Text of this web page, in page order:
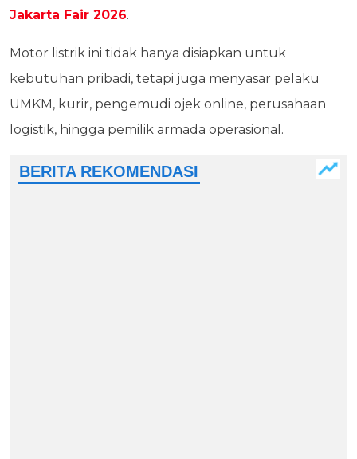
Jakarta Fair 2026.
Motor listrik ini tidak hanya disiapkan untuk
kebutuhan pribadi, tetapi juga menyasar pelaku
UMKM, kurir, pengemudi ojek online, perusahaan
logistik, hingga pemilik armada operasional.